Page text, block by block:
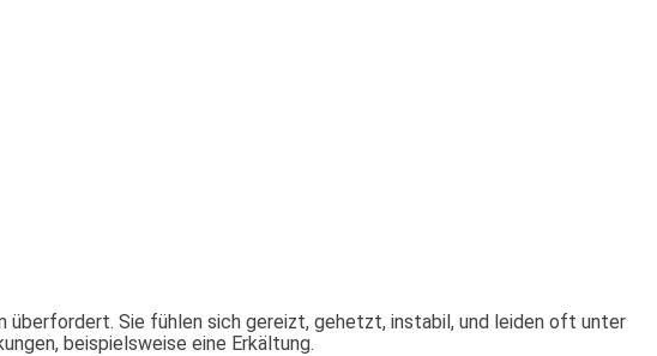
überfordert. Sie fühlen sich gereizt, gehetzt, instabil, und leiden oft unter
beispielsweise eine Erkältung.